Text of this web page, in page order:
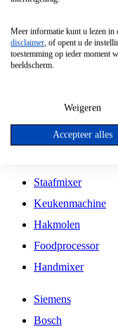
Vrijstaande
Vrijstaande
Inbouw
Inbouw
Kookplaat
Staafmixer
Keukenmachine
Hakmolen
Foodprocessor
Handmixer
Siemens
Bosch
Meer informatie kunt u lezen in
disclaimer, of opent u de
toestemming op ieder moment
beeldscherm.
Weigeren
Accepteer alles